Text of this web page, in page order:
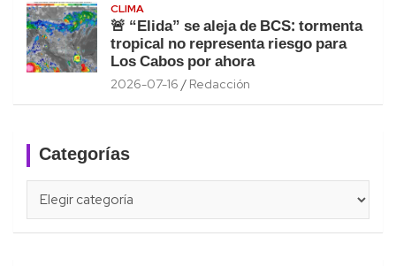
CLIMA
🚨 “Elida” se aleja de BCS: tormenta
tropical no representa riesgo para
Los Cabos por ahora
2026-07-16 Redacción
Categorías